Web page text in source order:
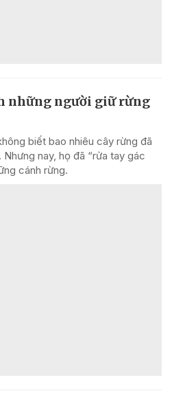
những người giữ rừng
biết bao nhiêu cây rừng đã
nay, họ đã “rửa tay gác
cánh rừng.